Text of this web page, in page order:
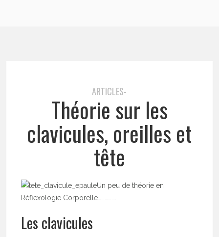
ARTICLES-
Théorie sur les
clavicules, oreilles et
tête
Un peu de théorie en
Réflexologie Corporelle…………….
Les clavicules